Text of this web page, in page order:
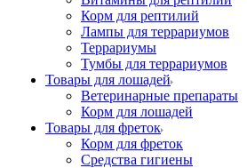
Корм для рептилий
Лампы для террариумов
Террариумы
Тумбы для террариумов
Товары для лошадей
Ветеринарные препараты
Корм для лошадей
Товары для фреток
Корм для фреток
Средства гигиены